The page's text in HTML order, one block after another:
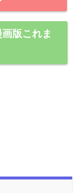
版これま